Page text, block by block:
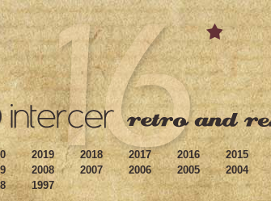
2019 2018 2017 2016 2015
2008 2007 2006 2005 2004
1997